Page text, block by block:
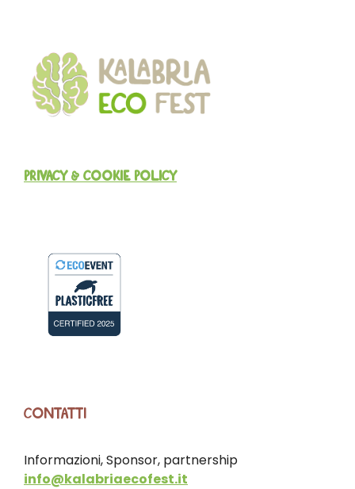
PRIVACY & COOKIE POLICY
CONTATTI
Informazioni, Sponsor, partnership
info@kalabriaecofest.it